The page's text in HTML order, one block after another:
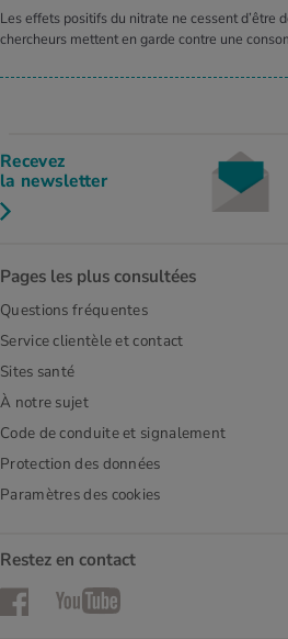
Les effets positifs du nitrate ne cessent d’être
chercheurs mettent en garde contre une
Recevez
la newsletter
Pages les plus consultées
Questions fréquentes
Service clientèle et contact
Sites santé
À notre sujet
Code de conduite et signalement
Protection des données
Paramètres des cookies
Restez en contact
FacebookYouTube